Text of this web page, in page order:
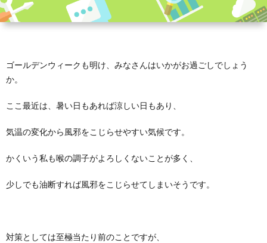
ゴールデンウィークも明け、みなさんはいかがお過ごしでしょう
か。
ここ最近は、暑い日もあれば涼しい日もあり、
気温の変化から風邪をこじらせやすい気候です。
かくいう私も喉の調子がよろしくないことが多く、
少しでも油断すれば風邪をこじらせてしまいそうです。
対策としては至極当たり前のことですが、